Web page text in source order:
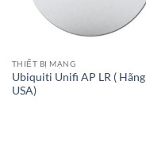
THIẾT BỊ MẠNG
Ubiquiti Unifi AP LR ( Hãng
USA)